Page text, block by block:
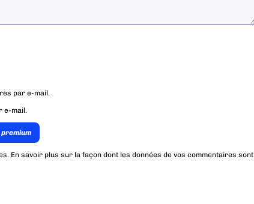
par e-mail.
e-mail.
En savoir plus sur la façon dont les données de vos commentaires sont